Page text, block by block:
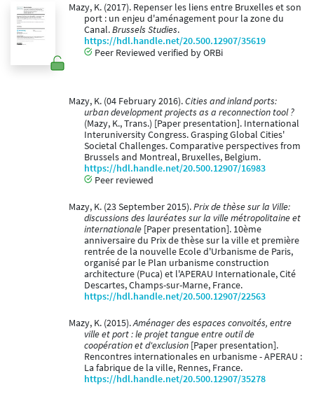
Mazy, K. (2017). Repenser les liens entre Bruxelles et son
port : un enjeu d'aménagement pour la zone du
Canal.Brussels Studies.
https://hdl.handle.net/20.500.12907/35619
Peer Reviewed verified by ORBi
Mazy, K. (04 February 2016).Cities and inland ports:
urban development projects as a reconnection tool ?
(Mazy, K., Trans.) [Paper presentation]. International
Interuniversity Congress. Grasping Global Cities'
Societal Challenges. Comparative perspectives from
Brussels and Montreal, Bruxelles, Belgium.
https://hdl.handle.net/20.500.12907/16983
Peer reviewed
Mazy, K. (23 September 2015).Prix de thèse sur la Ville:
discussions des lauréates sur la ville métropolitaine et
internationale [Paper presentation]. 10ème
anniversaire du Prix de thèse sur la ville et première
rentrée de la nouvelle Ecole d'Urbanisme de Paris,
organisé par le Plan urbanisme construction
architecture (Puca) et l'APERAU Internationale, Cité
Descartes, Champs-sur-Marne, France.
https://hdl.handle.net/20.500.12907/22563
Mazy, K. (2015).Aménager des espaces convoités, entre
ville et port : le projet tangue entre outil de
coopération et d'exclusion [Paper presentation].
Rencontres internationales en urbanisme - APERAU :
La fabrique de la ville, Rennes, France.
https://hdl.handle.net/20.500.12907/35278